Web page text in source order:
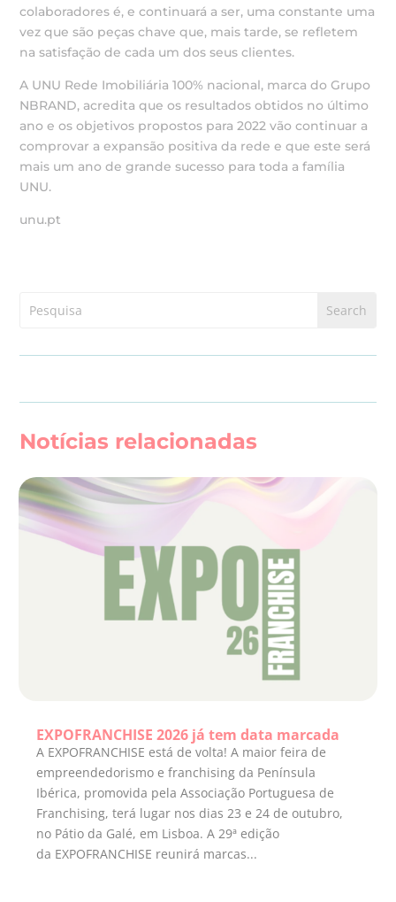
colaboradores é, e continuará a ser, uma constante uma
vez que são peças chave que, mais tarde, se refletem
na satisfação de cada um dos seus clientes.
A UNU Rede Imobiliária 100% nacional, marca do Grupo
NBRAND, acredita que os resultados obtidos no último
ano e os objetivos propostos para 2022 vão continuar a
comprovar a expansão positiva da rede e que este será
mais um ano de grande sucesso para toda a família
UNU.
unu.pt
Notícias relacionadas
EXPOFRANCHISE 2026 já tem data marcada
A EXPOFRANCHISE está de volta! A maior feira de
empreendedorismo e franchising da Península
Ibérica, promovida pela Associação Portuguesa de
Franchising, terá lugar nos dias 23 e 24 de outubro,
no Pátio da Galé, em Lisboa. A 29ª edição
da EXPOFRANCHISE reunirá marcas...